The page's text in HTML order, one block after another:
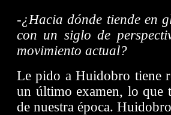
-¿Hacia dónde tiende en
con un siglo de
movimiento actual?
Le pido a Huidobro tiene
un último examen, lo que
de nuestra época.